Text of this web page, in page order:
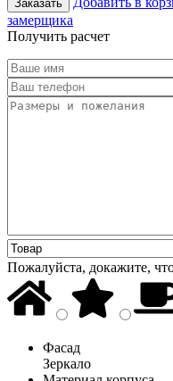
Заказать
замерщика
Получить расчет
Пожалуйста, докажите,
Фасад
Зеркало